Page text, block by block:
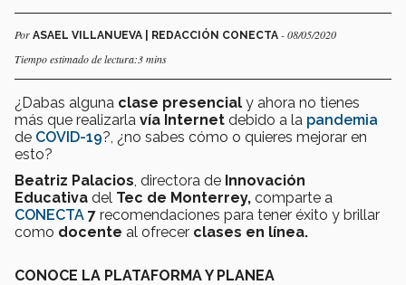
Por ASAEL VILLANUEVA | REDACCIÓN CONECTA - 08/05/2020
Tiempo estimado de lectura:3 mins
¿Dabas alguna clase presencial y ahora no tienes
más que realizarla vía Internet debido a la pandemia
de COVID-19?, ¿no sabes cómo o quieres mejorar en
esto?
Beatriz Palacios , directora de Innovación
Educativa del Tec de Monterrey, comparte a
CONECTA 7 recomendaciones para tener éxito y brillar
como docente al ofrecer clases en línea.
CONOCE LA PLATAFORMA Y PLANEA